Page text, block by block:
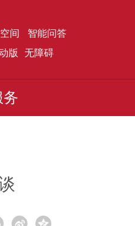
间
智能问答
版 无障碍
务